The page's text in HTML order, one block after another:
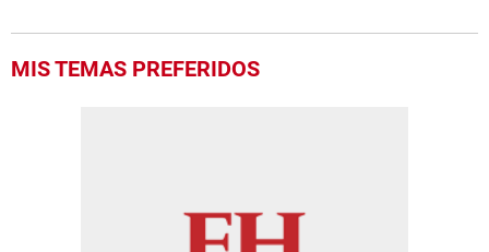
MIS TEMAS PREFERIDOS